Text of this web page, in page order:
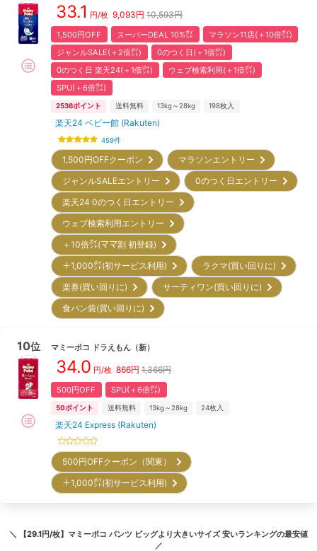
33.1 円/枚 9,093円 10,593円
1,500円OFF スーパーDEAL 10%㌽
マラソン11店(＋10倍㌽)
ジャンルSALE(＋2倍㌽)
0のつく日(＋1倍㌽)
0のつく日 楽天24(＋1倍㌽)
ウェブ検索利用(＋1倍㌽)
SPU(＋6倍㌽)
2536ポイント 送料無料 13kg～28kg 198枚入
楽天24 ベビー館 (Rakuten)
459件
1,500円OFFクーポン
マラソンエントリー
ジャンルSALEエントリー
0のつく日エントリー
楽天24 0のつく日エントリー
ウェブ検索利用エントリー
＋10倍㌽(ママ割 初登録)
＋1,000㌽(初サービス利用)
ラクマ(買い回りに)
楽券(買い回りに)
サーティワン(買い回りに)
食パン袋(買い回りに)
10位 マミーポコ ドラえもん （新）
34.0 円/枚 866円 1,366円
500円OFF SPU(＋6倍㌽)
50ポイント 送料無料 13kg～28kg 24枚入
楽天24 Express (Rakuten)
500円OFFクーポン（関東）
＋1,000㌽(初サービス利用)
＼ 【29.1円/枚】マミーポコ パンツ ビッグより大きいサイズ 安いランキングの最安値
／